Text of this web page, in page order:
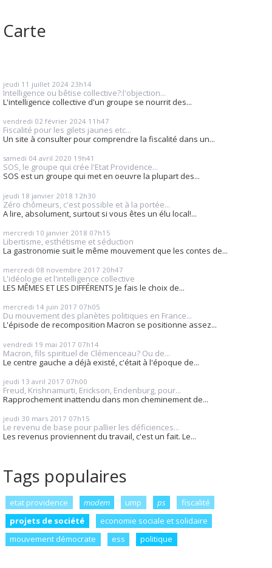
Carte
jeudi 11 juillet 2024 23h14
Intelligence ou bêtise collective?:l'objection...
L'intelligence collective d'un groupe se nourrit des...
vendredi 02 février 2024 11h47
Fiscalité pour les gilets jaunes etc...
Un site à consulter pour comprendre la fiscalité dans un...
samedi 04 avril 2020 19h41
SOS, le groupe qui crée l'Etat Providence...
SOS est un groupe qui met en oeuvre la plupart des...
jeudi 18 janvier 2018 12h30
Zéro chômeurs, c'est possible et à la portée...
A lire, absolument, surtout si vous êtes un élu local!...
mercredi 10 janvier 2018 07h15
Libertisme, esthétisme et séduction
La gastronomie suit le même mouvement que les contes de...
mercredi 08 novembre 2017 20h47
L'idéologie et l'intelligence collective
LES MÊMES ET LES DIFFÉRENTS Je fais le choix de...
mercredi 14 juin 2017 07h05
Du mouvement des planètes politiques en France...
L'épisode de recomposition Macron se positionne assez...
vendredi 19 mai 2017 07h14
Macron, fils spirituel de Clémenceau? Ou de...
Le centre gauche a déjà existé, c'était à l'époque de...
jeudi 13 avril 2017 07h00
Freud, Krishnamurti, Erickson, Endenburg, pour...
Rapprochement inattendu dans mon cheminement de...
jeudi 30 mars 2017 07h15
Le revenu de base pour pallier les déficiences...
Les revenus proviennent du travail, c'est un fait. Le...
Tags populaires
etat providence modem ump ps
fiscalité
projets de société
economie sociale et solidaire
mouvement démocrate
ess politique